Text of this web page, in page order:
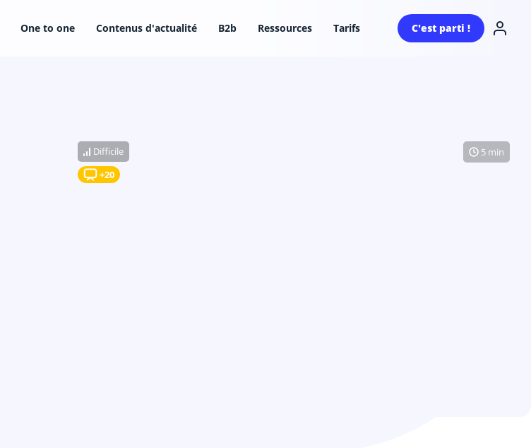
One to one Contenus d'actualité B2b Ressources Tarifs C'est parti !
Difficile
+20
5 min